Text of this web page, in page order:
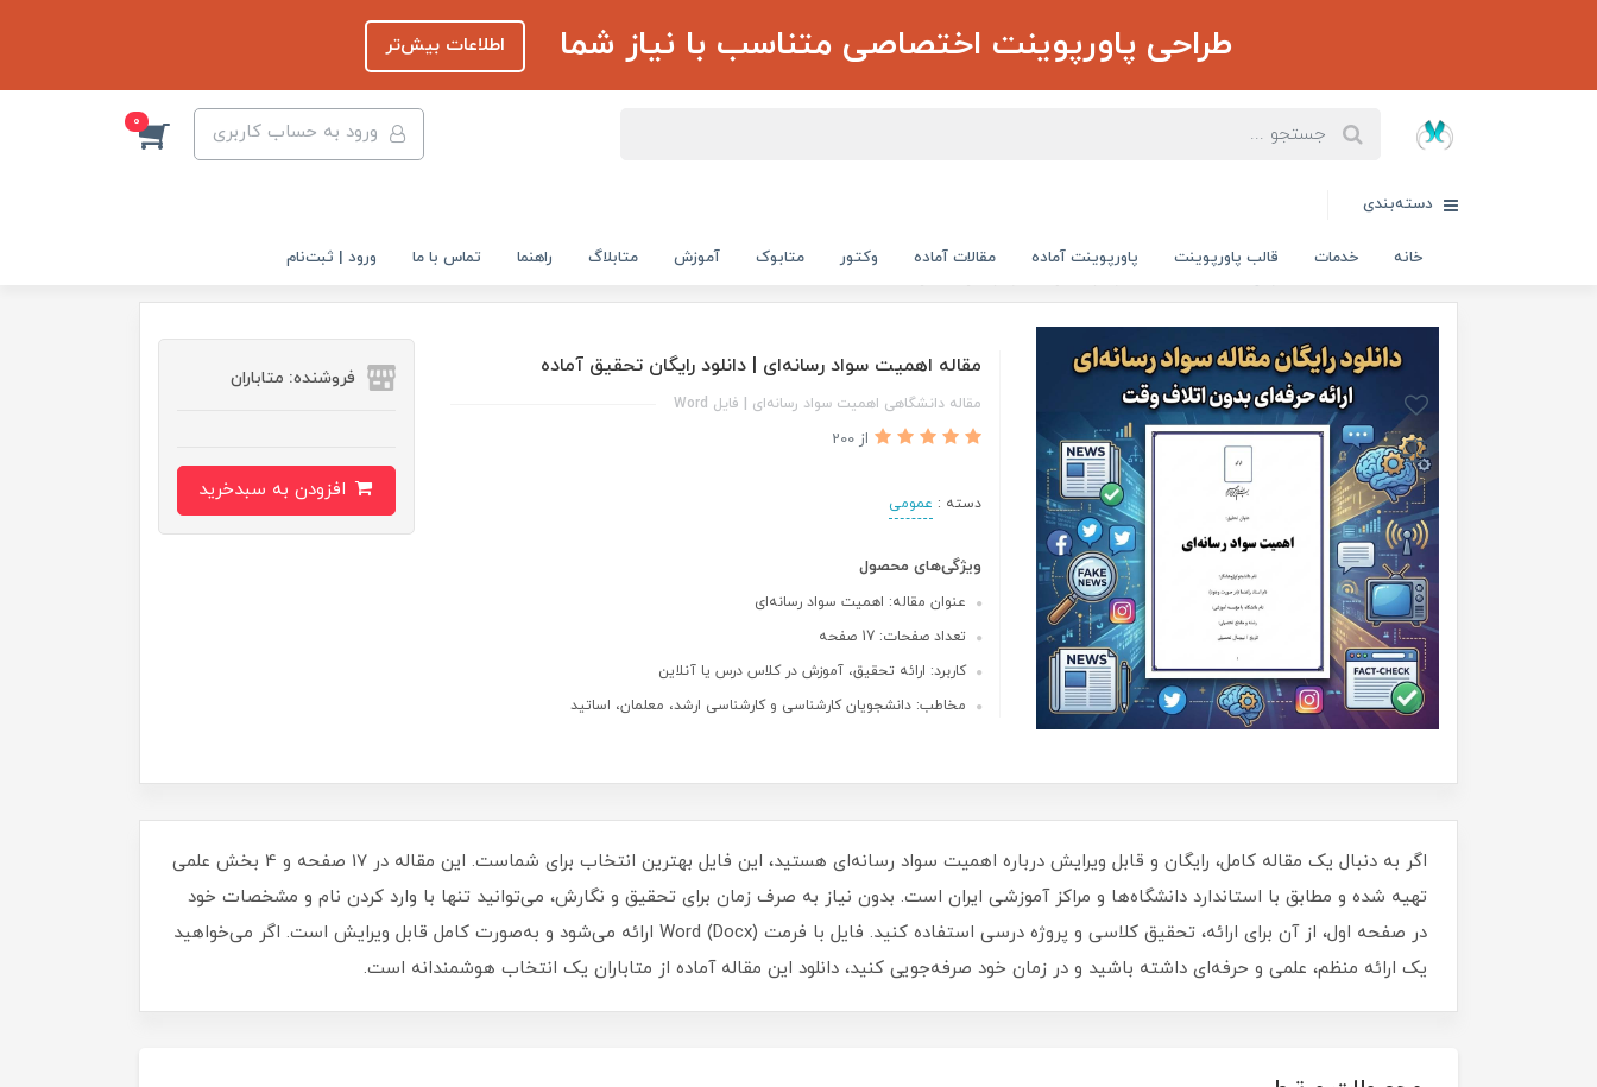
طراحی پاورپوینت اختصاصی متناسب با نیاز شما اطلاعات بیش‌تر
ورود به حساب کاربری 0
دسته‌بندی
خانه خدمات قالب پاورپوینت پاورپوینت آماده مقالات آماده وکتور متابوک آموزش متابلاگ راهنما تماس با ما ورود | ثبت‌نام
مقاله اهمیت سواد رسانه‌ای | دانلود رایگان تحقیق آماده
مقاله دانشگاهی اهمیت سواد رسانه‌ای | فایل Word
از 200
دسته : عمومی
ویژگی‌های محصول
عنوان مقاله: اهمیت سواد رسانه‌ای
تعداد صفحات: 17 صفحه
کاربرد: ارائه تحقیق، آموزش در کلاس درس یا آنلاین
مخاطب: دانشجویان کارشناسی و کارشناسی ارشد، معلمان، اساتید
فروشنده: متاباران
اگر به دنبال یک مقاله کامل، رایگان و قابل ویرایش درباره اهمیت سواد رسانه‌ای هستید، این فایل بهترین انتخاب برای شماست. این مقاله در 17 صفحه و 4 بخش علمی
تهیه شده و مطابق با استاندارد دانشگاه‌ها و مراکز آموزشی ایران است. بدون نیاز به صرف زمان برای تحقیق و نگارش، می‌توانید تنها با وارد کردن نام و مشخصات خود
در صفحه اول، از آن برای ارائه، تحقیق کلاسی و پروژه درسی استفاده کنید. فایل با فرمت Word (Docx) ارائه می‌شود و به‌صورت کامل قابل ویرایش است. اگر می‌خواهید
یک ارائه منظم، علمی و حرفه‌ای داشته باشید و در زمان خود صرفه‌جویی کنید، دانلود این مقاله آماده از متاباران یک انتخاب هوشمندانه است.